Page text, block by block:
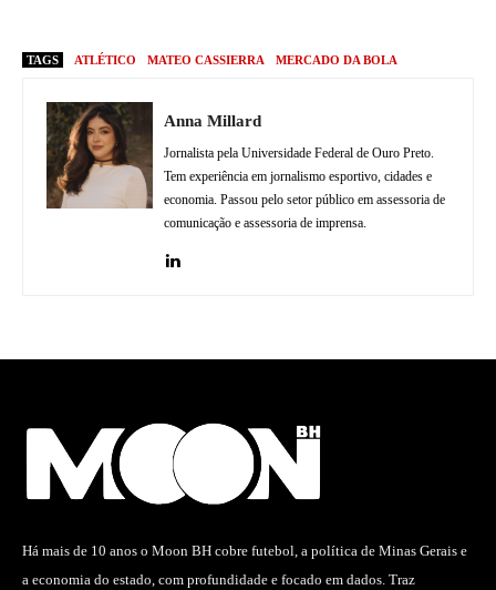
TAGS ATLÉTICO MATEO CASSIERRA MERCADO DA BOLA
Anna Millard
Jornalista pela Universidade Federal de Ouro Preto.
Tem experiência em jornalismo esportivo, cidades e
economia. Passou pelo setor público em assessoria de
comunicação e assessoria de imprensa.
Há mais de 10 anos o Moon BH cobre futebol, a política de Minas Gerais e
a economia do estado, com profundidade e focado em dados. Traz